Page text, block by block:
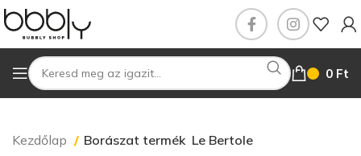
0 Ft
Kezdőlap Borászat termék Le Bertole